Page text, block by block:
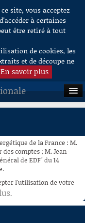
site, vous acceptez
à certaines
être retiré à tout
de cookies, les
et de découpe ne
En savoir plus
de la France : M.
comptes ; M. Jean-
de EDF" du 14
l'utilisation de votre
.